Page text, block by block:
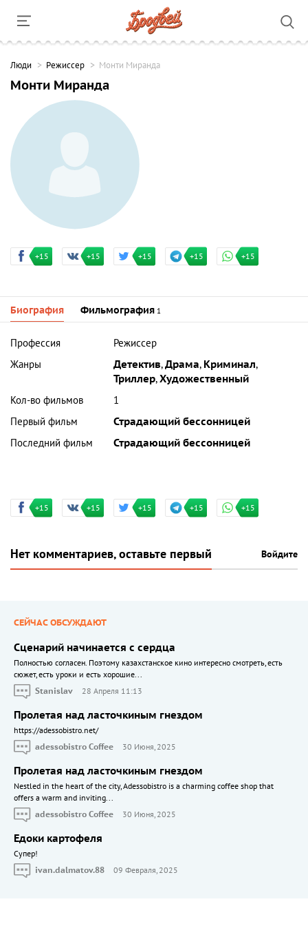
Люди Режиссер Монти Миранда
Монти Миранда
+15 +15 +15 +15 +15
Биография Фильмография 1
Профессия
Режиссер
Жанры
Детектив,Драма, Криминал,
Триллер,Художественный
Кол-во фильмов
1
Первый фильм
Страдающий бессонницей
Последний фильм
Страдающий бессонницей
+15 +15 +15 +15 +15
Нет комментариев, оставьте первый Войдите
СЕЙЧАС ОБСУЖДАЮТ
Сценарий начинается с сердца
Полностью согласен. Поэтому казахстанское кино интересно смотреть, есть
сюжет, есть уроки и есть хорошие...
Stanislav
28 Апреля 11:13
Пролетая над ласточкиным гнездом
https://adessobistro.net/
adessobistro Coffee
30 Июня, 2025
Пролетая над ласточкиным гнездом
Nestled in the heart of the city, Adessobistro is a charming coffee shop that
offers a warm and inviting...
adessobistro Coffee
30 Июня, 2025
Едоки картофеля
Cупер!
ivan.dalmatov.88
09 Февраля, 2025